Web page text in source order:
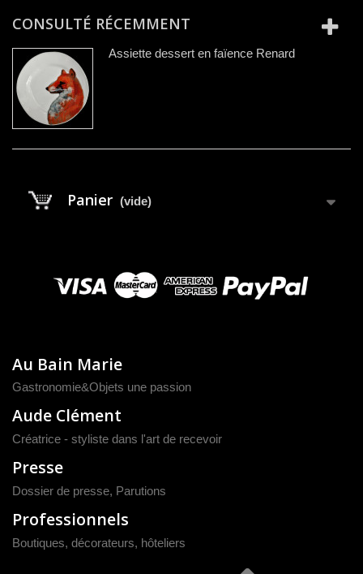
CONSULTÉ RÉCEMMENT
Assiette dessert en faïence Renard
Panier (vide)
Au Bain Marie
Gastronomie&Objets une passion
Aude Clément
Créatrice - styliste dans l'art de recevoir
Presse
Dossier de presse, Parutions
Professionnels
Boutiques, décorateurs, hôteliers